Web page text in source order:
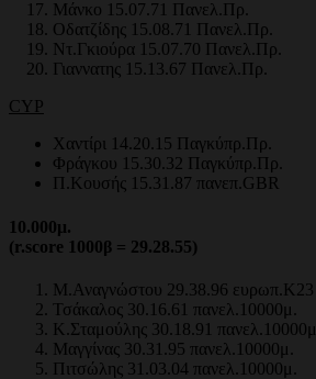
Μάνκο 15.07.71 Πανελ.Πρ.
Οδατζίδης 15.08.71 Πανελ.Πρ.
Ντ.Γκιούρα 15.07.70 Πανελ.Πρ.
Γιαννατης 15.13.67 Πανελ.Πρ.
CYP
Χαντίρι 14.20.15 Παγκύπρ.Πρ.
Φράγκου 15.30.32 Παγκύπρ.Πρ.
Π.Κουσής 15.31.87 πανεπ.GBR
10.000μ.
(r.score 1000β = 29.28.55)
Μ.Αναγνώστου 29.38.96 ευρωπ.Κ23
Τσάκαλος 30.16.61 πανελ.10000μ.
Κ.Σταμούλης 30.18.91 πανελ.10000μ.
Μαγγίνας 30.31.95 πανελ.10000μ.
Πιτσώλης 31.03.04 πανελ.10000μ.